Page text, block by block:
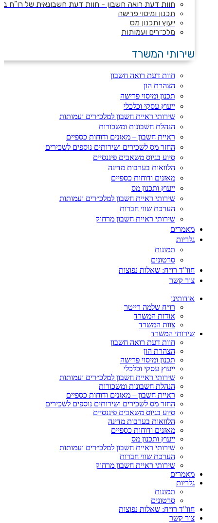
חוות דעת רואה חשבון - חוות דעת חשבונאית של רו”ח
תכנון ומיסוי פרישה
ייעוץ ותכנון מס
מלכ״רים ועמותות
שירותי המשרד
חוות דעת רואה חשבון
הצהרת הון
תכנון ומיסוי פרישה
ייעוץ עסקי וכלכלי
שירותי ראיית חשבון למלכ״רים ועמותות
הנהלת חשבונות ומשכורות
ראיית חשבון – מאזנים ודוחות כספיים
החזר מס לשכירים ושירותים נוספים לשכירים
סיוע בגיוס משאבים פיננסיים
הלוואות בערבות מדינה
מאזנים ודוחות כספיים
ייעוץ ותכנון מס
שירותי ראיית חשבון למלכ״רים ועמותות
הערכת שווי חברות
שירותי ראיית חשבון מרחוק
מאמרים
גלריות
תמונות
סרטונים
חוו"ד רו״ח: שאלות נפוצות
צור קשר
אודותינו
רו״ח שלמה רייטר
אודות המשרד
צוות המשרד
שירותי המשרד
חוות דעת רואה חשבון
הצהרת הון
תכנון ומיסוי פרישה
ייעוץ עסקי וכלכלי
שירותי ראיית חשבון למלכ״רים ועמותות
הנהלת חשבונות ומשכורות
ראיית חשבון – מאזנים ודוחות כספיים
החזר מס לשכירים ושירותים נוספים לשכירים
סיוע בגיוס משאבים פיננסיים
הלוואות בערבות מדינה
מאזנים ודוחות כספיים
ייעוץ ותכנון מס
שירותי ראיית חשבון למלכ״רים ועמותות
הערכת שווי חברות
שירותי ראיית חשבון מרחוק
מאמרים
גלריות
תמונות
סרטונים
חוו"ד רו״ח: שאלות נפוצות
צור קשר